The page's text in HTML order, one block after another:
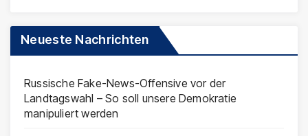
Neueste Nachrichten
Russische Fake-News-Offensive vor der
Landtagswahl – So soll unsere Demokratie
manipuliert werden